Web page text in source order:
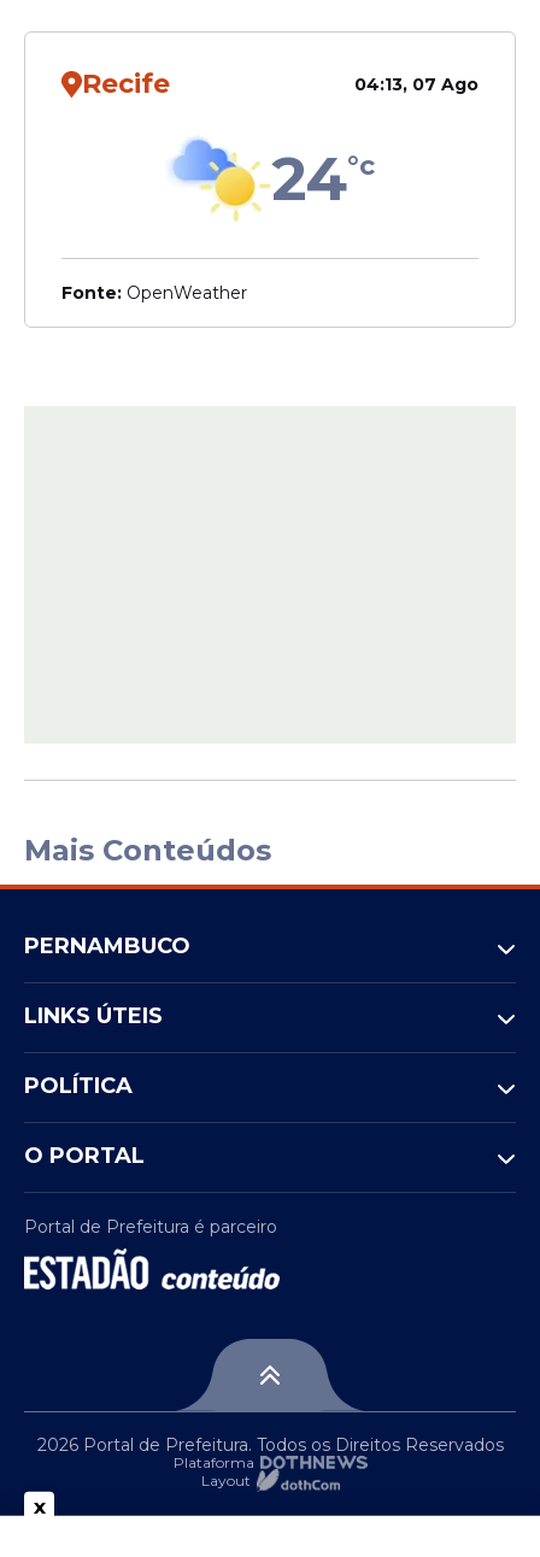
Recife 04:13, 07 Ago
24°c
Fonte: OpenWeather
Mais Conteúdos
PERNAMBUCO
LINKS ÚTEIS
POLÍTICA
O PORTAL
Portal de Prefeitura é parceiro
2026 Portal de Prefeitura. Todos os Direitos Reservados
Plataforma
Layout
x